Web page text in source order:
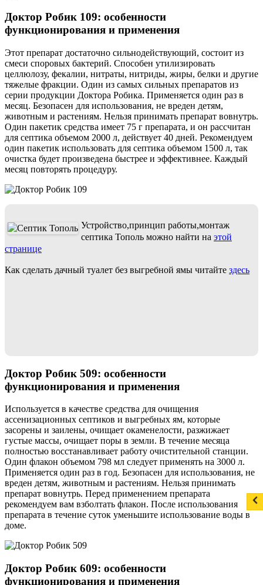
Доктор Робик 109: особенности
функционирования и применения
Этот препарат достаточно сильнодействующий, состоит из
смеси споровых бактерий. Способен утилизировать
целлюлозу, фекалии, нитраты, нитриды, жиры, белки и другие
тяжелые фракции. Один из самых сильных препаратов из
серии продукции Доктора Робика. Применяется один раз в
месяц. Безопасен для использования, не вреден детям,
животным и растениям. Нельзя принимать препарат вовнутрь.
Один пакетик средства имеет 75 г препарата, и он рассчитан
для септика объемом 2000 л, действует 40 дней. Рекомендуем
один пакетик использовать для септика объемом 1500 л, так
очистка будет произведена быстрее и эффективнее. Каждый
месяц повторять процедуру.
Устройство,принцип работы,монтаж
септика Тополь можно найти на этой
странице
Как сделать дачный туалет без выгребной ямы читайте здесь
Доктор Робик 509: особенности
функционирования и применения
Используется в качестве средства для очищения
ассенизационных септиков и выгребных ям, которые
засорены и заилены, очищает окаменелости, разжижает
густые массы, очищает поры в земли. В течение месяца
полностью восстанавливает работу очистительной станции.
Один флакон объемом 798 мл следует применять на 3000 л.
Применяется один раз в год. Безопасен для использования, не
вреден детям, животным и растениям. Нельзя принимать
препарат вовнутрь. Перед применением препарата
рекомендуем вам взболтать флакон. После использования
препарата в течение суток уменьшите использование воды в
доме.
Доктор Робик 609: особенности
функционирования и применения